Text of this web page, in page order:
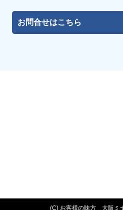
お問合せはこちら
(C) お客様の味方 大阪ミ